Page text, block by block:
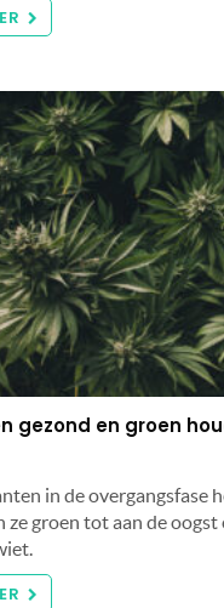
gezond en groen
in de overgangsfase
ze groen tot aan de